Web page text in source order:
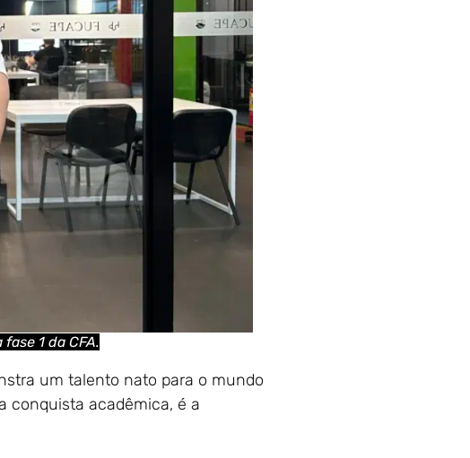
1 da CFA.
um talento nato para o mundo
conquista acadêmica, é a